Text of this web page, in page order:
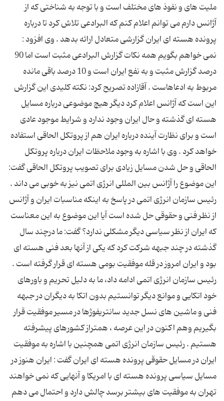
ملیت های و نفوذ های مختلف است و با توجه به شناختی که از
آژانس دارم می توانم اعلام کنم که البرادعی تلاش کرد تا درباره
پرونده هسته ای ایران گزارشی متعادل ارائه بدهد . وی افزود :
نمی خواهم بگویم همه نکات گزارش البرادعی مثبت است اما 90
درصد گزارش مثبت و به نفع ایران است و 10 درصد باقی مانده
مربوط به ادعاهاست . آقازاده تصریح کرد: نکته کلیدی این گزارش
این است که آژانس اعلام کرد دیگر هیچ موضوعی درباره مسایل
هسته ای گذشته و حال ایران وجود ندارد و شرایط موجود عادی
است و برای نظارت آینده درباره ایران هم از پروتکل الحاقی استفاده
خواهد کرد . وی با اشاره به وجود ملاحظات ایران درباره پروتکل
الحاقی و حل شدن مسایل زیادی برای تصویب پروتکل الحاقی گفت:
این موضوع را آژانس بین المللی انرژی اتمی نیز به خوبی می داند .
رئیس سازمان انرژی اتمی در پاسخ به اینکه مناسبات ایران و آژانس
از نظر فنی و حقوقی حل شده است آیا این موضوع به این معناست
که ایران از نظر سیاسی دیگر مشکلی ندارد؟ گفت: ما درچند سال
گذشته در چند جبهه شرکت کرد که یکی از آنها بعد فنی هسته ای
بود و ایران امروز در قله موفقیت بومی هسته ای قرار گرفته است .
رئیس سازمان انرژی اتمی ادامه داد، ما به دلیل تحریم و باورهای
خود اتکایی و موانع دیگر توانستیم بدون اتکا به دیگران در جبهه
فنی و ماشین های نسل جدید سانتریفوژها در مسیر موفقیت قرار
بگیریم وهم اکنون در این عرصه ، همتراز کشورهای پیشرفته
هستیم . رئیس سازمان انرژی اتمی همچنین با اشاره به موفقیت
ایران در مسایل حقوقی پرونده هسته ای ایران گفت : ایران هنوز در
مسایل سیاسی پرونده هسته ای با امریکا و آنهایی که نمی خواهند
تهران به موفقیت های بیشتر برسد چالش دارد و احتمال می دهم